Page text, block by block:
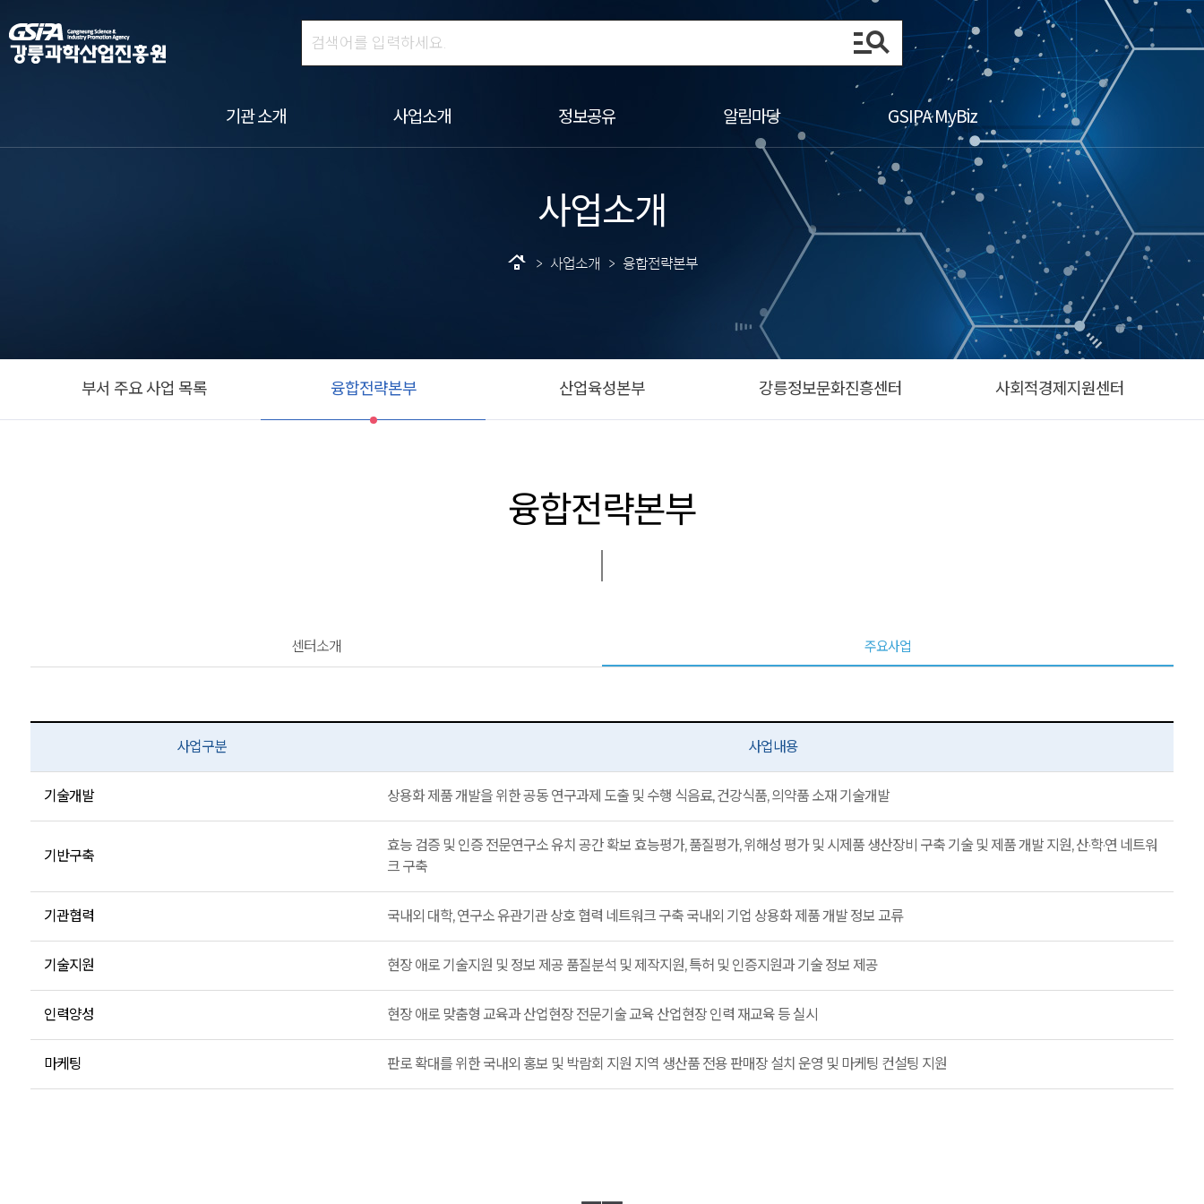
기관 소개 사업소개 정보공유 알림마당 GSIPA MyBiz
사업소개
roofing > 사업소개 > 융합전략본부
부서 주요 사업 목록 융합전략본부 산업육성본부 강릉정보문화진흥센터 사회적경제지원센터
융합전략본부
센터소개 주요사업
사업구분 사업내용
기술개발 상용화 제품 개발을 위한 공동 연구과제 도출 및 수행 식음료, 건강식품, 의약품 소재 기술개발
기반구축
효능 검증 및 인증 전문연구소 유치 공간 확보 효능평가, 품질평가, 위해성 평가 및 시제품 생산장비 구축 기술 및 제품 개발 지원, 산·학·연 네트워
크 구축
기관협력 국내외 대학, 연구소 유관기관 상호 협력 네트워크 구축 국내외 기업 상용화 제품 개발 정보 교류
기술지원 현장 애로 기술지원 및 정보 제공 품질분석 및 제작지원, 특허 및 인증지원과 기술 정보 제공
인력양성 현장 애로 맞춤형 교육과 산업현장 전문기술 교육 산업현장 인력 재교육 등 실시
마케팅 판로 확대를 위한 국내외 홍보 및 박람회 지원 지역 생산품 전용 판매장 설치 운영 및 마케팅 컨설팅 지원